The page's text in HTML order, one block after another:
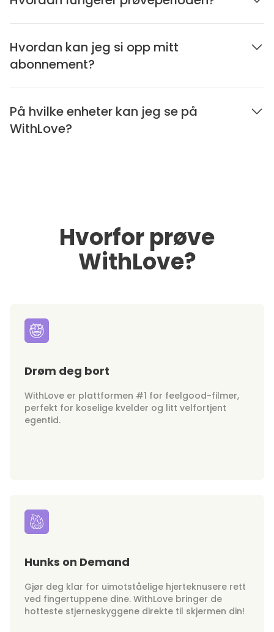
Hvordan kan jeg si opp mitt
abonnement?
På hvilke enheter kan jeg se på
WithLove?
Hvorfor prøve
WithLove?
Drøm deg bort
WithLove er plattformen #1 for feelgood-filmer,
perfekt for koselige kvelder og litt velfortjent
egentid.
Hunks on Demand
Gjør deg klar for uimotståelige hjerteknusere rett
ved fingertuppene dine. WithLove bringer de
hotteste stjerneskyggene direkte til skjermen din!